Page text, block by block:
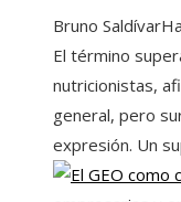
Bruno Saldívar
El término
nutricionistas,
general, pero
expresión. Un